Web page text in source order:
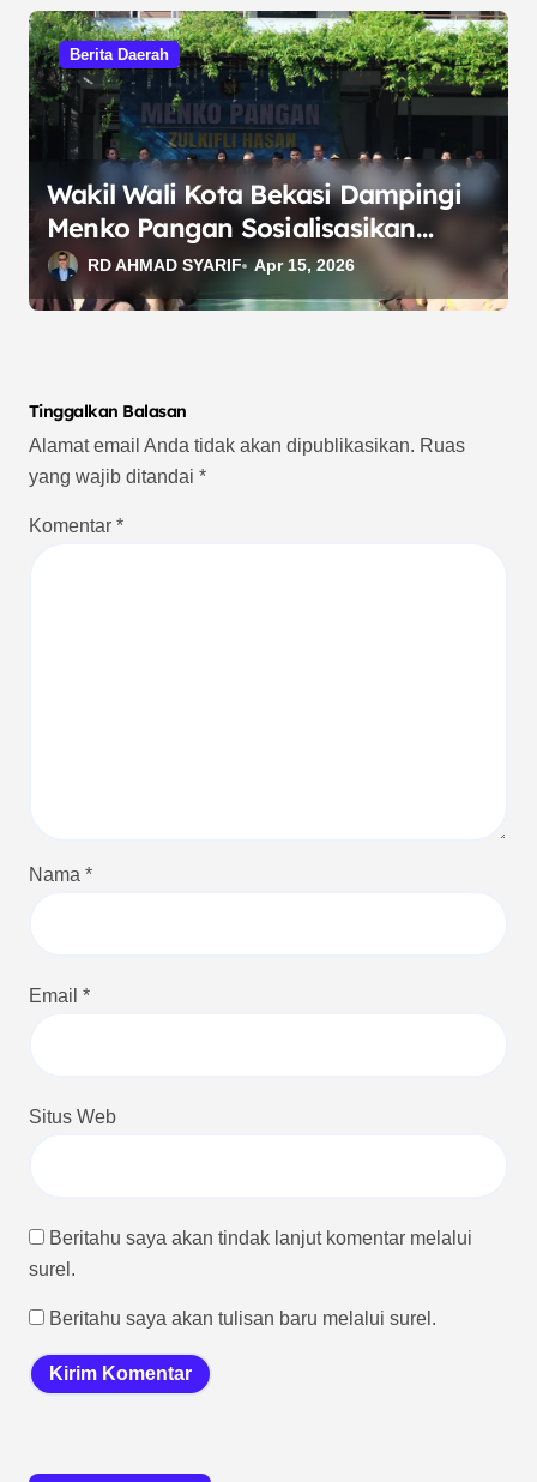
Berita Daerah
Wakil Wali Kota Bekasi Dampingi
Menko Pangan Sosialisasikan
Program MBG dan Tinjau Pasar
Murah
RD AHMAD SYARIF Apr 15, 2026
Tinggalkan Balasan
Alamat email Anda tidak akan dipublikasikan. Ruas
yang wajib ditandai *
Komentar *
Nama *
Email *
Situs Web
Beritahu saya akan tindak lanjut komentar melalui
surel.
Beritahu saya akan tulisan baru melalui surel.